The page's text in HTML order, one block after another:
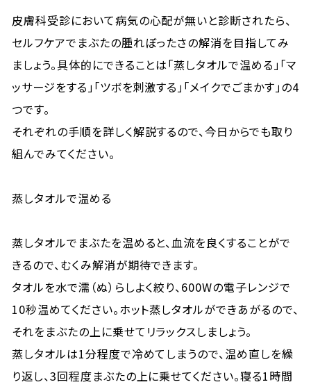
皮膚科受診において病気の心配が無いと診断されたら、
セルフケアでまぶたの腫れぼったさの解消を目指してみ
ましょう。具体的にできることは「蒸しタオルで温める」「マ
ッサージをする」「ツボを刺激する」「メイクでごまかす」の4
つです。
それぞれの手順を詳しく解説するので、今日からでも取り
組んでみてください。
蒸しタオルで温める
蒸しタオルでまぶたを温めると、血流を良くすることがで
きるので、むくみ解消が期待できます。
タオルを水で濡（ぬ）らしよく絞り、600Wの電子レンジで
10秒温めてください。ホット蒸しタオルができあがるので、
それをまぶたの上に乗せてリラックスしましょう。
蒸しタオルは1分程度で冷めてしまうので、温め直しを繰
り返し、3回程度まぶたの上に乗せてください。寝る1時間